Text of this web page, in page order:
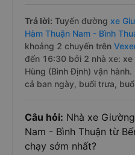
Trả lời: Tuyến đường xe
Hàm Thuận Nam - Bình
khoảng 2 chuyến trên
đến 16:30 bởi 2 nhà xe: xe
Hùng (Bình Định) vận
cả ban ngày, buổi trưa,
Câu hỏi: Nhà xe
Nam - Bình Thuận từ
chạy sớm nhất?